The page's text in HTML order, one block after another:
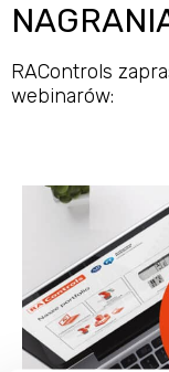
RAControls
webinarów: